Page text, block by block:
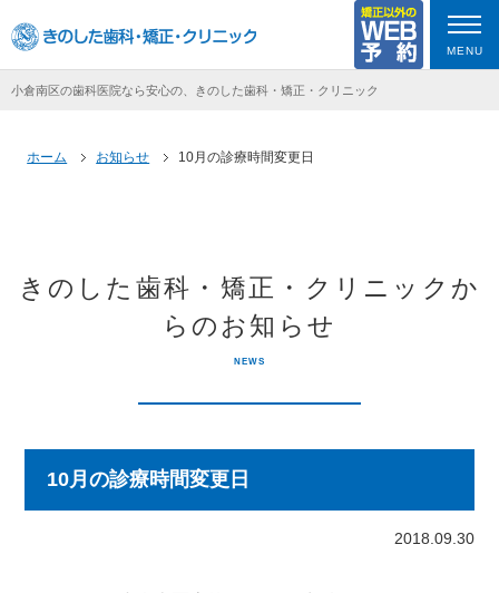
小倉南区の歯科医院なら安心の、きのした歯科・矯正・クリニック
MENU
ホーム お知らせ 10月の診療時間変更日
きのした歯科・矯正・クリニックか
らのお知らせ
NEWS
10月の診療時間変更日
2018.09.30